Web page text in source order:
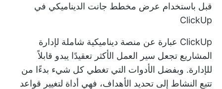
قبل باستخدام عرض مخطط جانت الديناميكي في
ClickUp
ClickUp عبارة عن منصة ديناميكية شاملة لإدارة
المشاريع تجعل سير العمل الأكثر تعقيدًا يبدو قابلاً
للإدارة. وبفضل الأدوات التي تغطي كل شيء بدءًا من
تتبع النشاط إلى تحديد الأهداف، فهي أداة لتغيير قواعد